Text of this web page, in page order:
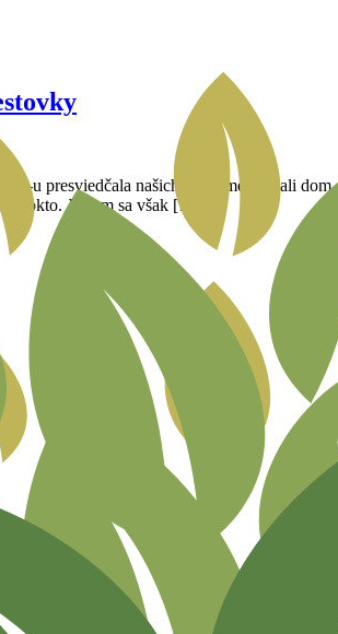
u presviedčala našich, aby sme predali
Ja som sa však […]